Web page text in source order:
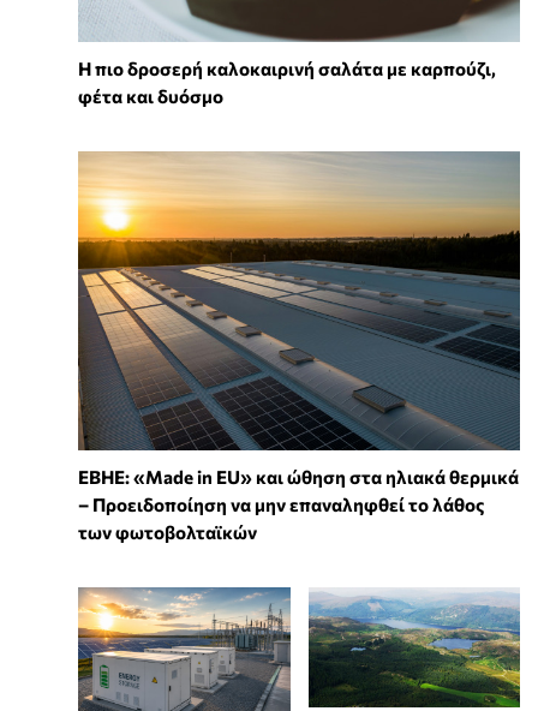
Η πιο δροσερή καλοκαιρινή σαλάτα με καρπούζι,
φέτα και δυόσμο
ΕΒΗΕ: «Made in EU» και ώθηση στα ηλιακά θερμικά
– Προειδοποίηση να μην επαναληφθεί το λάθος
των φωτοβολταϊκών